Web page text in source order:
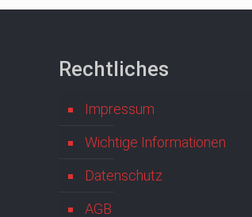
Rechtliches
Impressum
Wichtige Informationen
Datenschutz
AGB